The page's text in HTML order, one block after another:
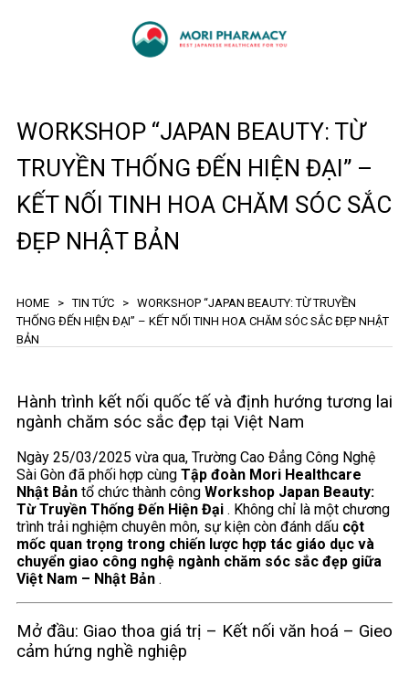
WORKSHOP “JAPAN BEAUTY: TỪ
TRUYỀN THỐNG ĐẾN HIỆN ĐẠI” –
KẾT NỐI TINH HOA CHĂM SÓC SẮC
ĐẸP NHẬT BẢN
HOME > TIN TỨC > WORKSHOP “JAPAN BEAUTY: TỪ TRUYỀN
THỐNG ĐẾN HIỆN ĐẠI” – KẾT NỐI TINH HOA CHĂM SÓC SẮC ĐẸP NHẬT
BẢN
Hành trình kết nối quốc tế và định hướng tương lai
ngành chăm sóc sắc đẹp tại Việt Nam
Ngày 25/03/2025 vừa qua, Trường Cao Đẳng Công Nghệ
Sài Gòn đã phối hợp cùng Tập đoàn Mori Healthcare
Nhật Bản tổ chức thành công Workshop Japan Beauty:
Từ Truyền Thống Đến Hiện Đại . Không chỉ là một chương
trình trải nghiệm chuyên môn, sự kiện còn đánh dấu cột
mốc quan trọng trong chiến lược hợp tác giáo dục và
chuyển giao công nghệ ngành chăm sóc sắc đẹp giữa
Việt Nam – Nhật Bản .
Mở đầu: Giao thoa giá trị – Kết nối văn hoá – Gieo
cảm hứng nghề nghiệp